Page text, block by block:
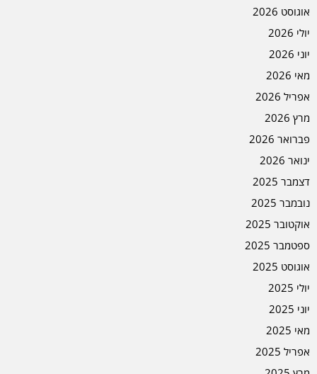
אוגוסט 2026
יולי 2026
יוני 2026
מאי 2026
אפריל 2026
מרץ 2026
פברואר 2026
ינואר 2026
דצמבר 2025
נובמבר 2025
אוקטובר 2025
ספטמבר 2025
אוגוסט 2025
יולי 2025
יוני 2025
מאי 2025
אפריל 2025